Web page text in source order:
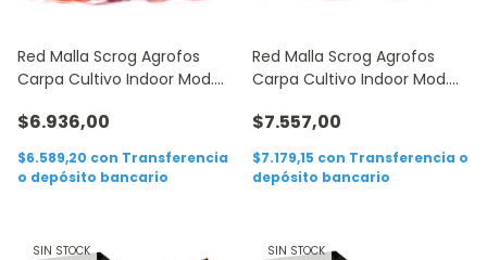
Red Malla Scrog Agrofos
Carpa Cultivo Indoor Mod.
$6.936,00
$6.589,20 con Transferencia
o depósito bancario
Red Malla Scrog Agrofos
Carpa Cultivo Indoor Mod.
$7.557,00
$7.179,15 con Transferencia o
depósito bancario
SIN STOCK SIN STOCK